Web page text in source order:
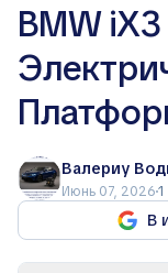
BMW
Валериу
Июнь 07, 2026
В